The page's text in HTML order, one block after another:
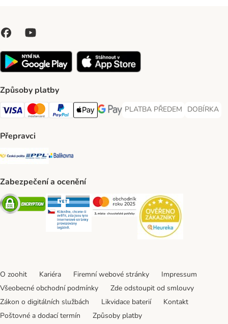
Způsoby platby
Visa Payment Method
Mastercard Payment Method
PayPal Payment Method
Apple pay Payment Method
GooglePay Payment Method
PLATBA PŘEDEM
PLATBA PŘEDEM Payment
DOBÍRKA
DOBÍRKA
Přepravci
Česká pošta Shipping Method
PPL Shipping Method
Balíkovna Shipping Method
Zabezpečení a ocenění
Security Security Security
O zoohit Kariéra Firemní webové stránky
Impressum
Všeobecné obchodní podmínky
Zde odstoupit od smlouvy
Zákon o digitálních službách
Likvidace baterií
Kontakt
Poštovné a dodací termín
Způsoby platby